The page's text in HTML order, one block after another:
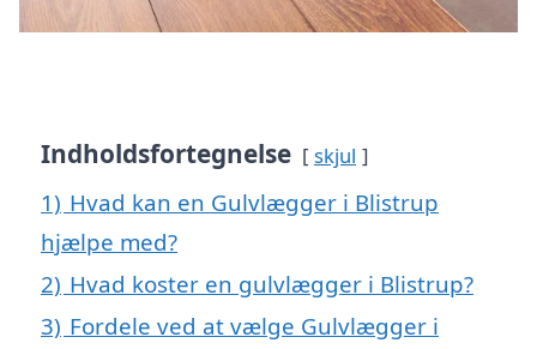
Indholdsfortegnelse skjul
1) Hvad kan en Gulvlægger i Blistrup
hjælpe med?
2) Hvad koster en gulvlægger i Blistrup?
3) Fordele ved at vælge Gulvlægger i